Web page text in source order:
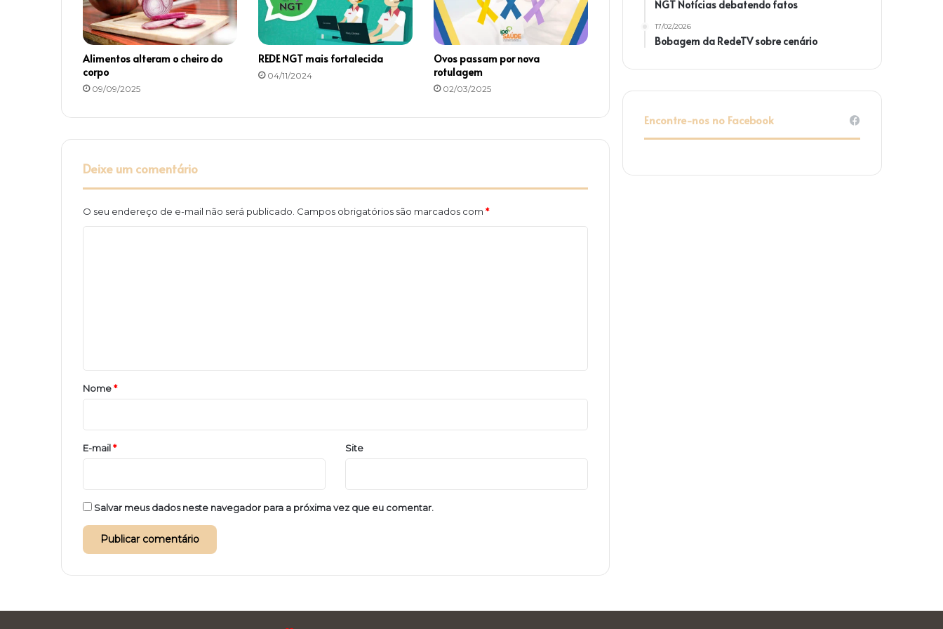
s
T
V
r
v
i
ç
e
Alimentos alteram o cheiro do
corpo
09/09/2025
REDE NGT mais fortalecida
04/11/2024
Ovos passam por nova
rotulagem
02/03/2025
Deixe um comentário
O seu endereço de e-mail não será publicado. Campos obrigatórios são marcados com *
r
o
*
Nome*
E-mail* Site
Salvar meus dados neste navegador para a próxima vez que eu comentar.
NGT Notícias debatendo fatos
17/02/2026
Bobagem da RedeTV sobre cenário
Encontre-nos no Facebook